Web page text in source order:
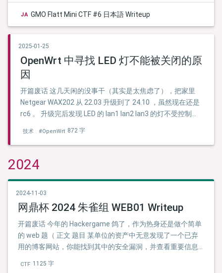
JA GMO Flatt Mini CTF #6 日本語 Writeup
2025-01-25
OpenWrt 中寻找 LED 灯不能被关闭的原
因
开篇废话 这几天闲的没事干（其实是太焦虑了），把家里
Netgear WAX202 从 22.03 升级到了 24.10 ，虽然现在还是
rc6 。 升级完后发现 LED 的 lan1 lan2 lan3 的灯不受控制
/cgi-bin/luci/admin/system/leds 看看之前 LED 的 …
技术 #OpenWrt 872 字
2024
2024-11-03
网鼎杯 2024 朱雀组 WEB01 Writeup
开篇废话 今年的 Hackergame 鸽了，作为热身还是做个简单
的 web 题（ 正文 题目 某单位的资产中无意发现了一个已弃
用的博客网站，你能找到其中的安全漏洞，并查看重要信息
CTF 1125 字